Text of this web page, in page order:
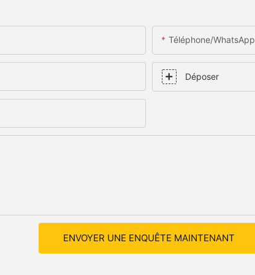
Téléphone/WhatsApp
Déposer
ENVOYER UNE ENQUÊTE MAINTENANT